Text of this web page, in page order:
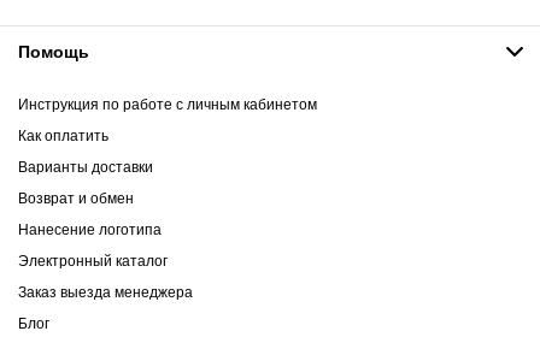
Помощь
Инструкция по работе с личным кабинетом
Как оплатить
Варианты доставки
Возврат и обмен
Нанесение логотипа
Электронный каталог
Заказ выезда менеджера
Блог